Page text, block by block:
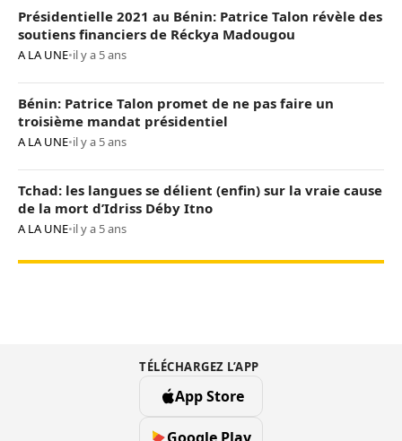
Présidentielle 2021 au Bénin: Patrice Talon révèle des
soutiens financiers de Réckya Madougou
A LA UNE•il y a 5 ans
Bénin: Patrice Talon promet de ne pas faire un
troisième mandat présidentiel
A LA UNE•il y a 5 ans
Tchad: les langues se délient (enfin) sur la vraie cause
de la mort d’Idriss Déby Itno
A LA UNE•il y a 5 ans
TÉLÉCHARGEZ L’APP
App Store